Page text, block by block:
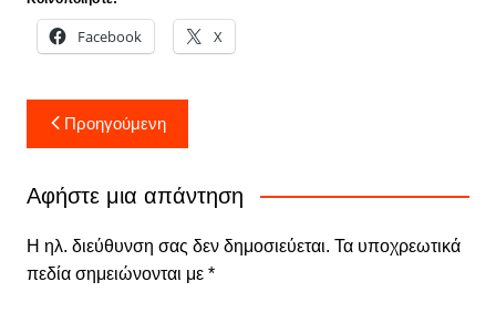
Facebook X
Πλοήγηση
άρθρων
Προηγούμενη
Αφήστε μια απάντηση
Η ηλ. διεύθυνση σας δεν δημοσιεύεται. Τα υποχρεωτικά
πεδία σημειώνονται με *